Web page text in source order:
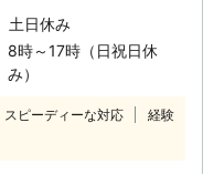
討しましょう。監視カメ
うだけで、犯罪の抑止効
。近年のカメラは画像も
からの操作も簡単になっ
、広い家全体をカバーす
数台のカメラを設置する
土日休み
8時～17時（日祝日休
み）
スピーディーな対応
経験